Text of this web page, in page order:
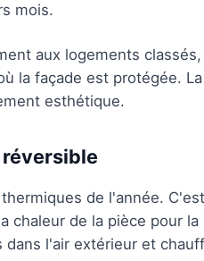
mois.
aux logements
la façade est protégée. La
esthétique.
de l'année.
chaleur de la pièce pour
l'air extérieur et